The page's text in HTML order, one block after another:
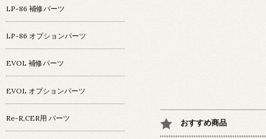
おすすめ商品
LP-86 補修パーツ
LP-86 オプションパーツ
EVOL 補修パーツ
EVOL オプションパーツ
Re-R,CER用 パーツ